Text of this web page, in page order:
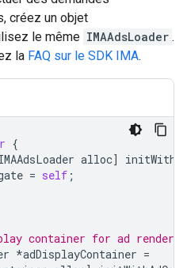
créez un objet
le même IMAAdsLoader .
la FAQ sur le SDK IMA.
{
alloc]
= self ;
container for ad
*adDisplayContainer =